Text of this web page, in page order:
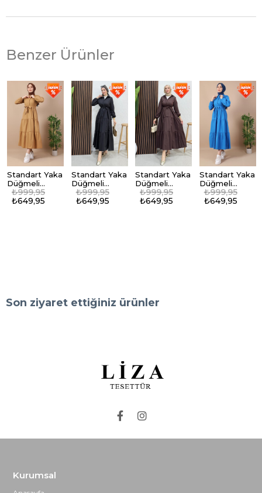
Benzer Ürünler
Standart Yaka
Düğmeli
Elbise
Sütlükahve
₺649,95
₺999,95
Standart Yaka
Düğmeli
Elbise Siyah
₺649,95
₺999,95
Standart Yaka
Düğmeli
Elbise Acı
Kahve
₺649,95
₺999,95
Standart Yaka
Düğmeli
Elbise Koyu
Mavi
₺649,95
₺999,95
Son ziyaret ettiğiniz ürünler
Kurumsal